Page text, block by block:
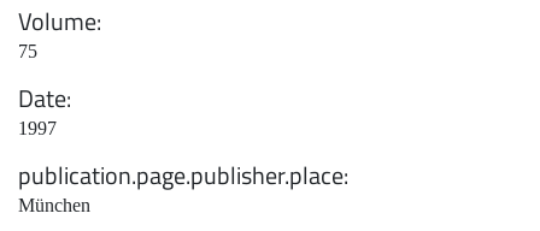
Volume
75
Date
1997
publication.page.publisher.place
München